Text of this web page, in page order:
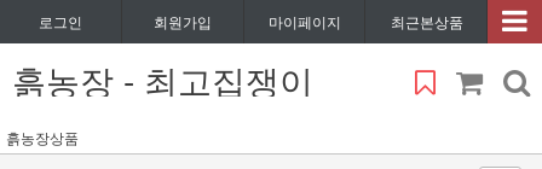
로그인 회원가입 마이페이지 최근본상품
흙농장 - 최고집쟁이
흙농장상품